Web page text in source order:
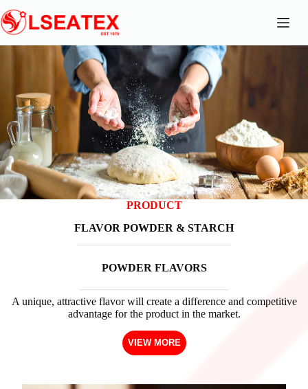
đến
phần
dung
PRODUCT
FLAVOR POWDER & STARCH
POWDER FLAVORS
A unique, attractive flavor will create a difference and competitive
advantage for the product in the market.
VIEW MORE